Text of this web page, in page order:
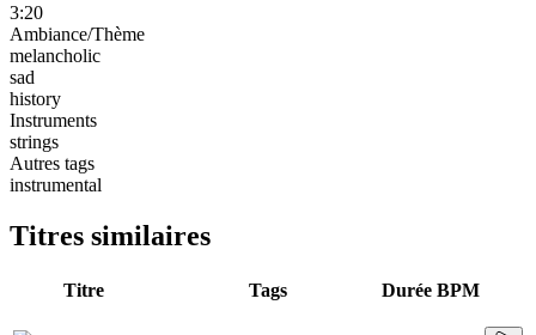
3:20
Ambiance/Thème
melancholic
sad
history
Instruments
strings
Autres tags
instrumental
Titres similaires
Titre Tags Durée BPM